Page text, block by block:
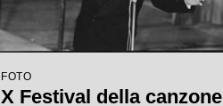
FOTO
X Festival della canzone